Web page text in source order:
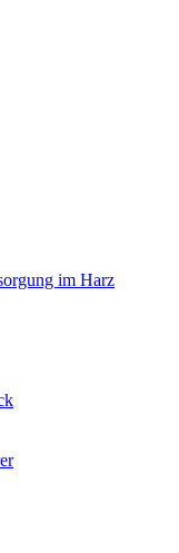
im Harz